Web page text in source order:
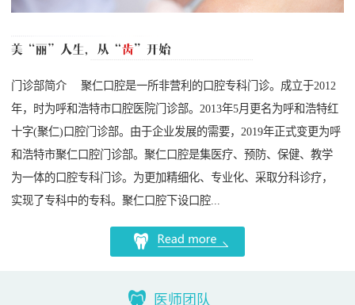
门诊部简介 聚仁口腔是一所非营利的口腔专科门诊。成立于2012
年，时为呼和浩特市口腔医院门诊部。2013年5月更名为呼和浩特红
十字(聚仁)口腔门诊部。由于企业发展的需要，2019年正式变更为呼
和浩特市聚仁口腔门诊部。聚仁口腔是集医疗、预防、保健、教学
为一体的口腔专科门诊。为更加精细化、专业化、采取分科诊疗，
实现了专科中的专科。聚仁口腔下设口腔...
医师团队